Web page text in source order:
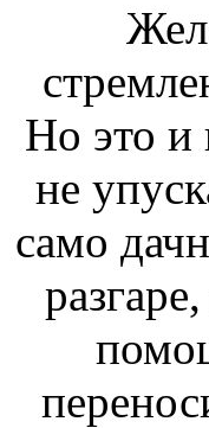
Но это и
не
само